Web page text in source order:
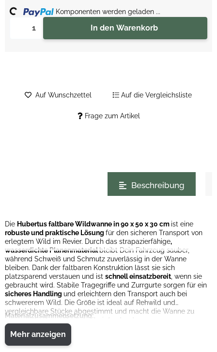
In den Warenkorb
Komponenten werden geladen ...
Frage zum Artikel
Auf Wunschzettel Auf die Vergleichsliste
Beschreibung
Die Hubertus faltbare Wildwanne in 90 x 50 x 30 cm ist eine
robuste und praktische Lösung für den sicheren Transport von
erlegtem Wild im Revier. Durch das strapazierfähige,
wasserdichte Planenmaterialbleibt Dein Fahrzeug sauber,
während Schweiß und Schmutz zuverlässig in der Wanne
bleiben. Dank der faltbaren Konstruktion lässt sie sich
platzsparend verstauen und ist schnell einsatzbereit , wenn sie
gebraucht wird. Stabile Tragegriffe und Zurrgurte sorgen für ein
sicheres Handling und erleichtern den Transport auch bei
schwererem Wild. Die Größe ist ideal auf Rehwild und
vergleichbare Stücke abgestimmt und macht die Wanne zu
einem vielseitigen Begleiter bei der Jagd.
Materialzusammensetzung:
71 % PVC, 29 % Polyester
Pflegehinweise:
Nach Gebrauch einfach mit Wasser ausspülen oder feucht
Mehr anzeigen